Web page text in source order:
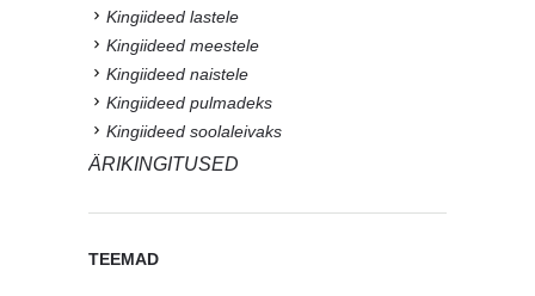
Kingiideed lastele
Kingiideed meestele
Kingiideed naistele
Kingiideed pulmadeks
Kingiideed soolaleivaks
ÄRIKINGITUSED
TEEMAD